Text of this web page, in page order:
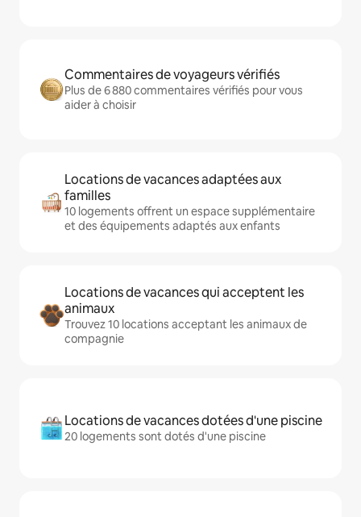
Commentaires de voyageurs vérifiés
Plus de 6 880 commentaires vérifiés pour vous
aider à choisir
Locations de vacances adaptées aux
familles
10 logements offrent un espace supplémentaire
et des équipements adaptés aux enfants
Locations de vacances qui acceptent les
animaux
Trouvez 10 locations acceptant les animaux de
compagnie
Locations de vacances dotées d'une piscine
20 logements sont dotés d'une piscine